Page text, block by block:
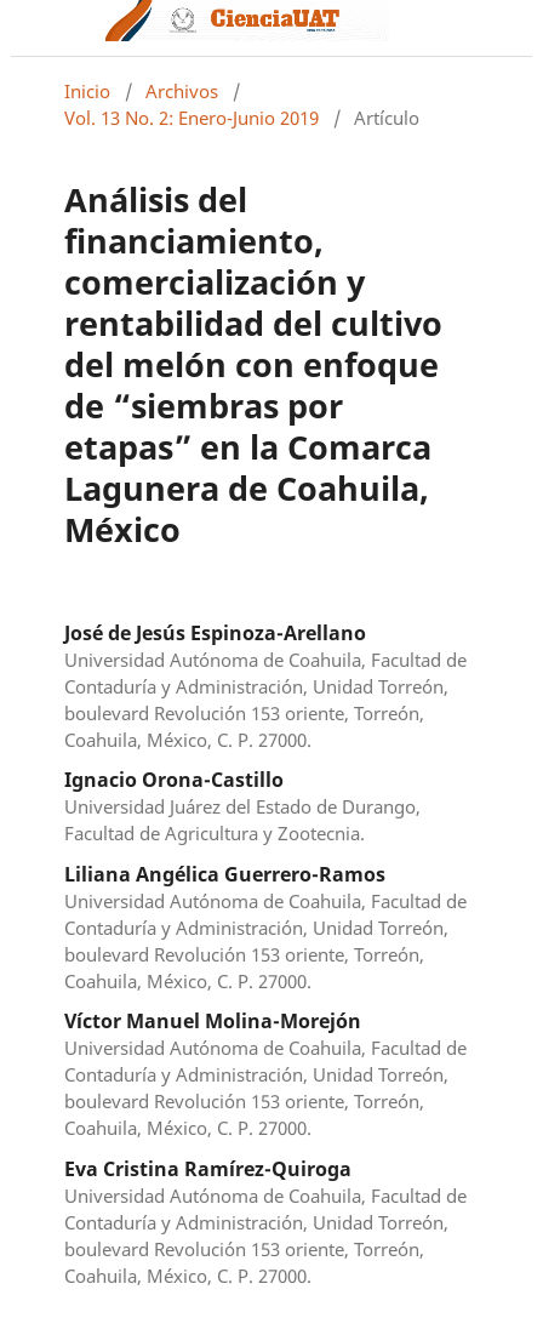
Inicio / Archivos
/
Vol. 13 No. 2: Enero-Junio 2019
/ Artículo
Análisis del
financiamiento,
comercialización y
rentabilidad del cultivo
del melón con enfoque
de “siembras por
etapas” en la Comarca
Lagunera de Coahuila,
México
José de Jesús Espinoza-Arellano
Universidad Autónoma de Coahuila, Facultad de
Contaduría y Administración, Unidad Torreón,
boulevard Revolución 153 oriente, Torreón,
Coahuila, México, C. P. 27000.
Ignacio Orona-Castillo
Universidad Juárez del Estado de Durango,
Facultad de Agricultura y Zootecnia.
Liliana Angélica Guerrero-Ramos
Universidad Autónoma de Coahuila, Facultad de
Contaduría y Administración, Unidad Torreón,
boulevard Revolución 153 oriente, Torreón,
Coahuila, México, C. P. 27000.
Víctor Manuel Molina-Morejón
Universidad Autónoma de Coahuila, Facultad de
Contaduría y Administración, Unidad Torreón,
boulevard Revolución 153 oriente, Torreón,
Coahuila, México, C. P. 27000.
Eva Cristina Ramírez-Quiroga
Universidad Autónoma de Coahuila, Facultad de
Contaduría y Administración, Unidad Torreón,
boulevard Revolución 153 oriente, Torreón,
Coahuila, México, C. P. 27000.